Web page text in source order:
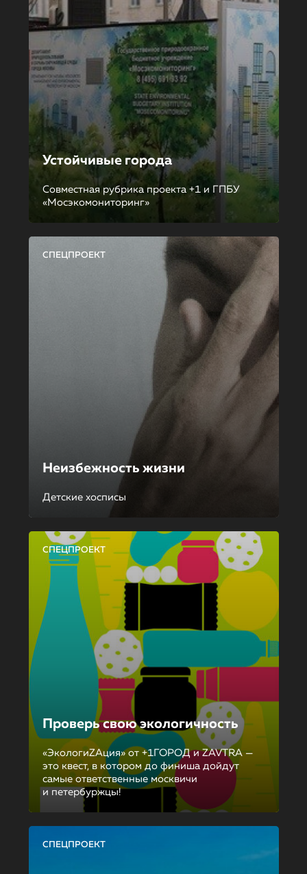
Устойчивые города
Совместная рубрика проекта +1 и ГПБУ
«Мосэкомониторинг»
СПЕЦПРОЕКТ
Неизбежность жизни
Детские хосписы
СПЕЦПРОЕКТ
Проверь свою экологичность
«ЭкологиZAция» от +1ГОРОД и ZAVTRA —
это квест, в котором до финиша дойдут
самые ответственные москвичи
и петербуржцы!
СПЕЦПРОЕКТ